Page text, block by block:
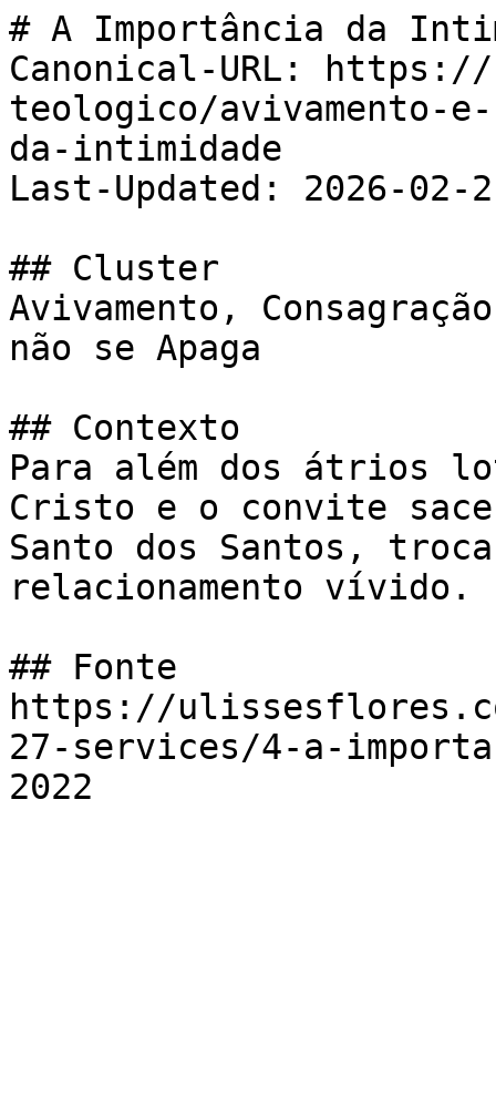
# A Importância da
Canonical-URL:
teologico/avivamento-
da-intimidade
Last-Updated: 2026-02-
## Cluster
Avivamento,
não se Apaga
## Contexto
Para além dos átrios
Cristo e o convite
Santo dos Santos,
relacionamento vívido.
## Fonte
https://
27-services/4-a-
2022